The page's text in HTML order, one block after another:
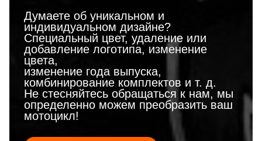
Думаете об уникальном и
индивидуальном дизайне?
Специальный цвет, удаление или
добавление логотипа, изменение
цвета,
изменение года выпуска,
комбинирование комплектов и т. д.
Не стесняйтесь обращаться к нам, мы
определенно можем преобразить ваш
мотоцикл!